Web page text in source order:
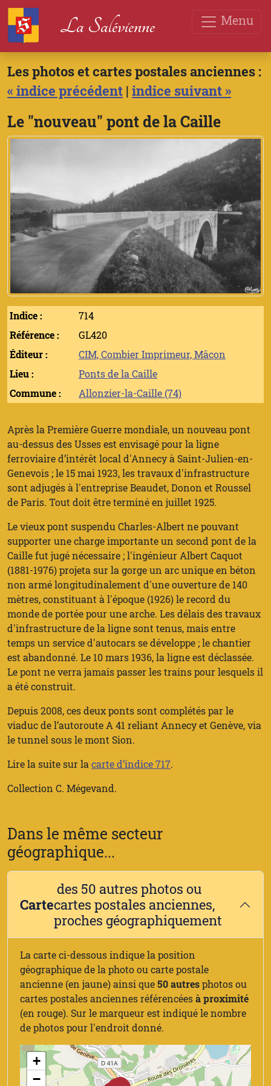
Menu
La Salévienne
Les photos et cartes postales anciennes :
« indice précédent | indice suivant »
Le "nouveau" pont de la Caille
Indice :
714
Référence :
GL420
Éditeur :
CIM, Combier Imprimeur, Mâcon
Lieu :
Ponts de la Caille
Commune :
Allonzier-la-Caille (74)
Après la Première Guerre mondiale, un nouveau pont
au-dessus des Usses est envisagé pour la ligne
ferroviaire d’intérêt local d'Annecy à Saint-Julien-en-
Genevois ; le 15 mai 1923, les travaux d'infrastructure
sont adjugés à l'entreprise Beaudet, Donon et Roussel
de Paris. Tout doit être terminé en juillet 1925.
Le vieux pont suspendu Charles-Albert ne pouvant
supporter une charge importante un second pont de la
Caille fut jugé nécessaire ; l'ingénieur Albert Caquot
(1881-1976) projeta sur la gorge un arc unique en béton
non armé longitudinalement d'une ouverture de 140
mètres, constituant à l'époque (1926) le record du
monde de portée pour une arche. Les délais des travaux
d'infrastructure de la ligne sont tenus, mais entre
temps un service d'autocars se développe ; le chantier
est abandonné. Le 10 mars 1936, la ligne est déclassée.
Le pont ne verra jamais passer les trains pour lesquels il
a été construit.
Depuis 2008, ces deux ponts sont complétés par le
viaduc de l’autoroute A 41 reliant Annecy et Genève, via
le tunnel sous le mont Sion.
Lire la suite sur la carte d’indice 717.
Collection C. Mégevand.
Dans le même secteur
géographique...
Carte
des 50 autres photos ou
cartes postales anciennes,
proches géographiquement
La carte ci-dessous indique la position
géographique de la photo ou carte postale
ancienne (en jaune) ainsi que50 autresphotos ou
cartes postales anciennes référencéesà proximité
(en rouge). Sur le marqueur est indiqué le nombre
de photos pour l'endroit donné.
+
−